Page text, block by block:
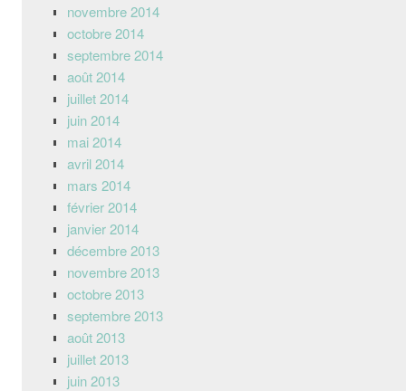
novembre 2014
octobre 2014
septembre 2014
août 2014
juillet 2014
juin 2014
mai 2014
avril 2014
mars 2014
février 2014
janvier 2014
décembre 2013
novembre 2013
octobre 2013
septembre 2013
août 2013
juillet 2013
juin 2013